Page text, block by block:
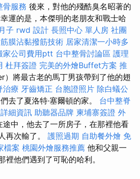
骨服務 後來，對他的殘酷臭名昭著的
運的是，本傑明的老朋友和戰士哈
子 rwd 設計 長照中心 單人房 社團
筋膜沾黏撥筋技術 居家清潔一小時多
家公司費用ptt 台中整骨討論區 護理
杜拜簽證 完美的外燴Buffet方案 推
）將最古老的馬丁男孩帶到了他的翅
治療 牙齒矯正 台胞證照片 除白蟻公
去了夏洛特·塞爾頓的家。 台中整脊
細資訊 助聽器品牌 柬埔寨簽證 外
途中，他去了一所房子，在那裡他看
再次輸了。 護照過期 自助餐外燴 免
檔案 桃園外燴服務推薦 他和父親一
裡他們遇到了可恥的哈利。